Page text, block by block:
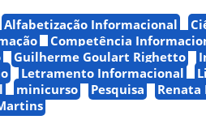
Alfabetização Informacional
Competência
Guilherme Goulart Righetto
Letramento Informacional
minicurso Pesquisa
Renata